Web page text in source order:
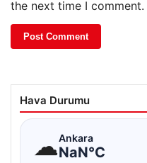
the next time I comment.
Hava Durumu
☁Ankara
NaN°C